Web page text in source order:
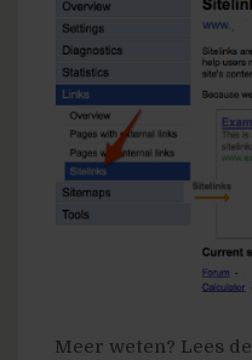
Meer weten? Lees de